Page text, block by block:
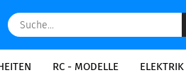
RC - MODELLE ELEKTRIK